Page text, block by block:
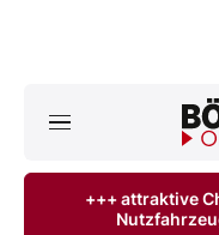
ktuelle
+++ attraktive